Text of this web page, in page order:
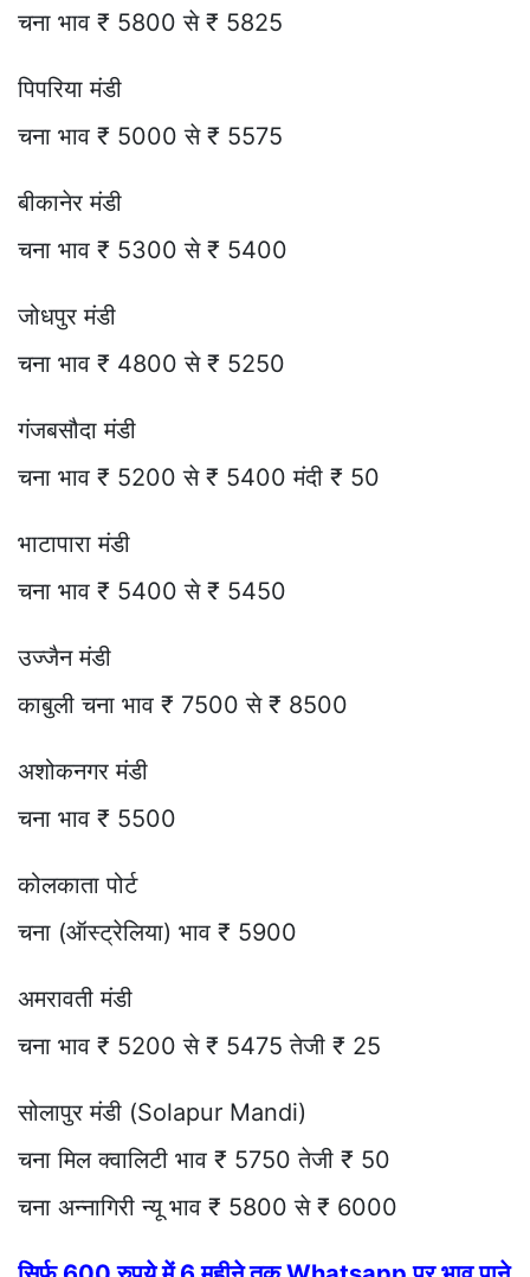
चना भाव ₹ 5800 से ₹ 5825
पिपरिया मंडी
चना भाव ₹ 5000 से ₹ 5575
बीकानेर मंडी
चना भाव ₹ 5300 से ₹ 5400
जोधपुर मंडी
चना भाव ₹ 4800 से ₹ 5250
गंजबसौदा मंडी
चना भाव ₹ 5200 से ₹ 5400 मंदी ₹ 50
भाटापारा मंडी
चना भाव ₹ 5400 से ₹ 5450
उज्जैन मंडी
काबुली चना भाव ₹ 7500 से ₹ 8500
अशोकनगर मंडी
चना भाव ₹ 5500
कोलकाता पोर्ट
चना (ऑस्ट्रेलिया) भाव ₹ 5900
अमरावती मंडी
चना भाव ₹ 5200 से ₹ 5475 तेजी ₹ 25
सोलापुर मंडी (Solapur Mandi)
चना मिल क्वालिटी भाव ₹ 5750 तेजी ₹ 50
चना अन्नागिरी न्यू भाव ₹ 5800 से ₹ 6000